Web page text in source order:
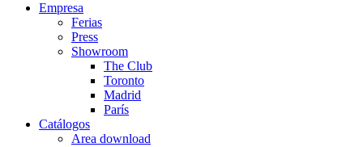
Empresa
Ferias
Press
Showroom
The Club
Toronto
Madrid
París
Catálogos
Area download